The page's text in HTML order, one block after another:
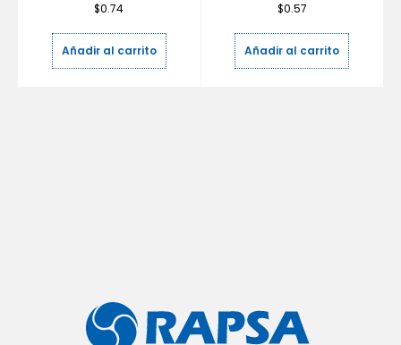
$0.74
Añadir al carrito
$0.57
Añadir al carrito